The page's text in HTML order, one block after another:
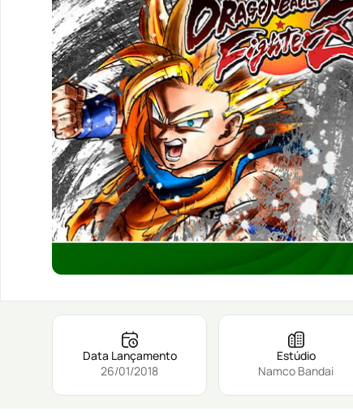
Data Lançamento
26/01/2018
Estúdio
Namco Bandai